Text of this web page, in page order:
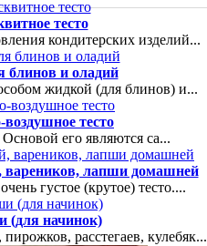
тесто
кондитерских изделий...
блинов и оладий
жидкой (для блинов) и...
тесто
его являются са...
вареников, лапши домашней
густое (крутое) тесто....
начинок)
расстегаев, кулебяк...